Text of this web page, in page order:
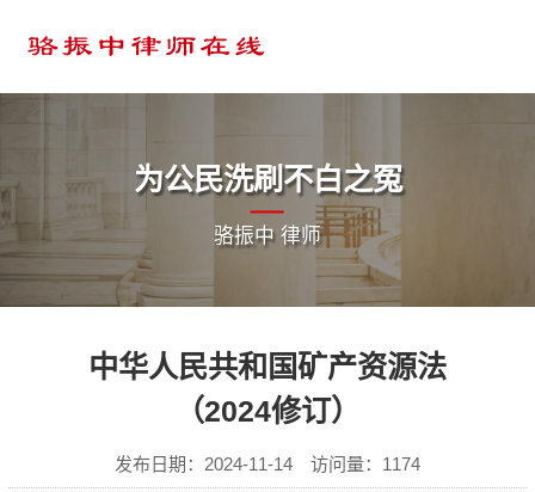
为公民洗刷不白之冤
骆振中 律师
中华人民共和国矿产资源法
（2024修订）
发布日期：2024-11-14 访问量：1174